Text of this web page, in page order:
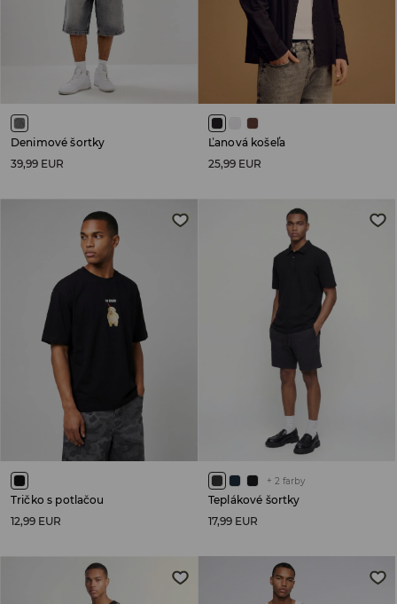
Denimové šortky
39,99 EUR
Ľanová košeľa
25,99 EUR
Tričko s potlačou
12,99 EUR
+ 2 farby
Teplákové šortky
17,99 EUR